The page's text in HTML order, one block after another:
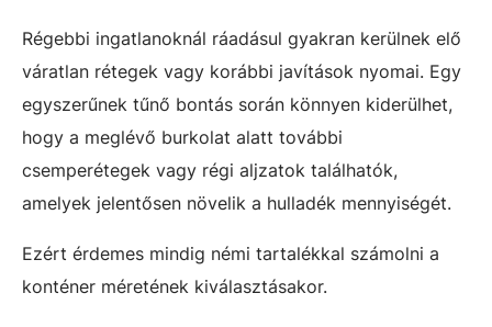
Régebbi ingatlanoknál ráadásul gyakran kerülnek elő
váratlan rétegek vagy korábbi javítások nyomai. Egy
egyszerűnek tűnő bontás során könnyen kiderülhet,
hogy a meglévő burkolat alatt további
csemperétegek vagy régi aljzatok találhatók,
amelyek jelentősen növelik a hulladék mennyiségét.
Ezért érdemes mindig némi tartalékkal számolni a
konténer méretének kiválasztásakor.